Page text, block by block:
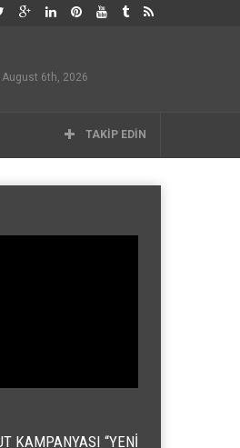
August 6th, 2026
TAKIP EDIN
KAMPANYASI “YENI